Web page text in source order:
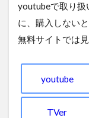
youtubeで取り扱
に、購入しない
無料サイトでは
youtube
TVer